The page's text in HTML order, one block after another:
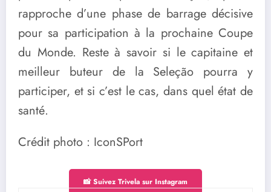
rapproche d’une phase de barrage décisive
pour sa participation à la prochaine Coupe
du Monde. Reste à savoir si le capitaine et
meilleur buteur de la Seleção pourra y
participer, et si c’est le cas, dans quel état de
santé.
Crédit photo : IconSPort
📸 Suivez Trivela sur Instagram